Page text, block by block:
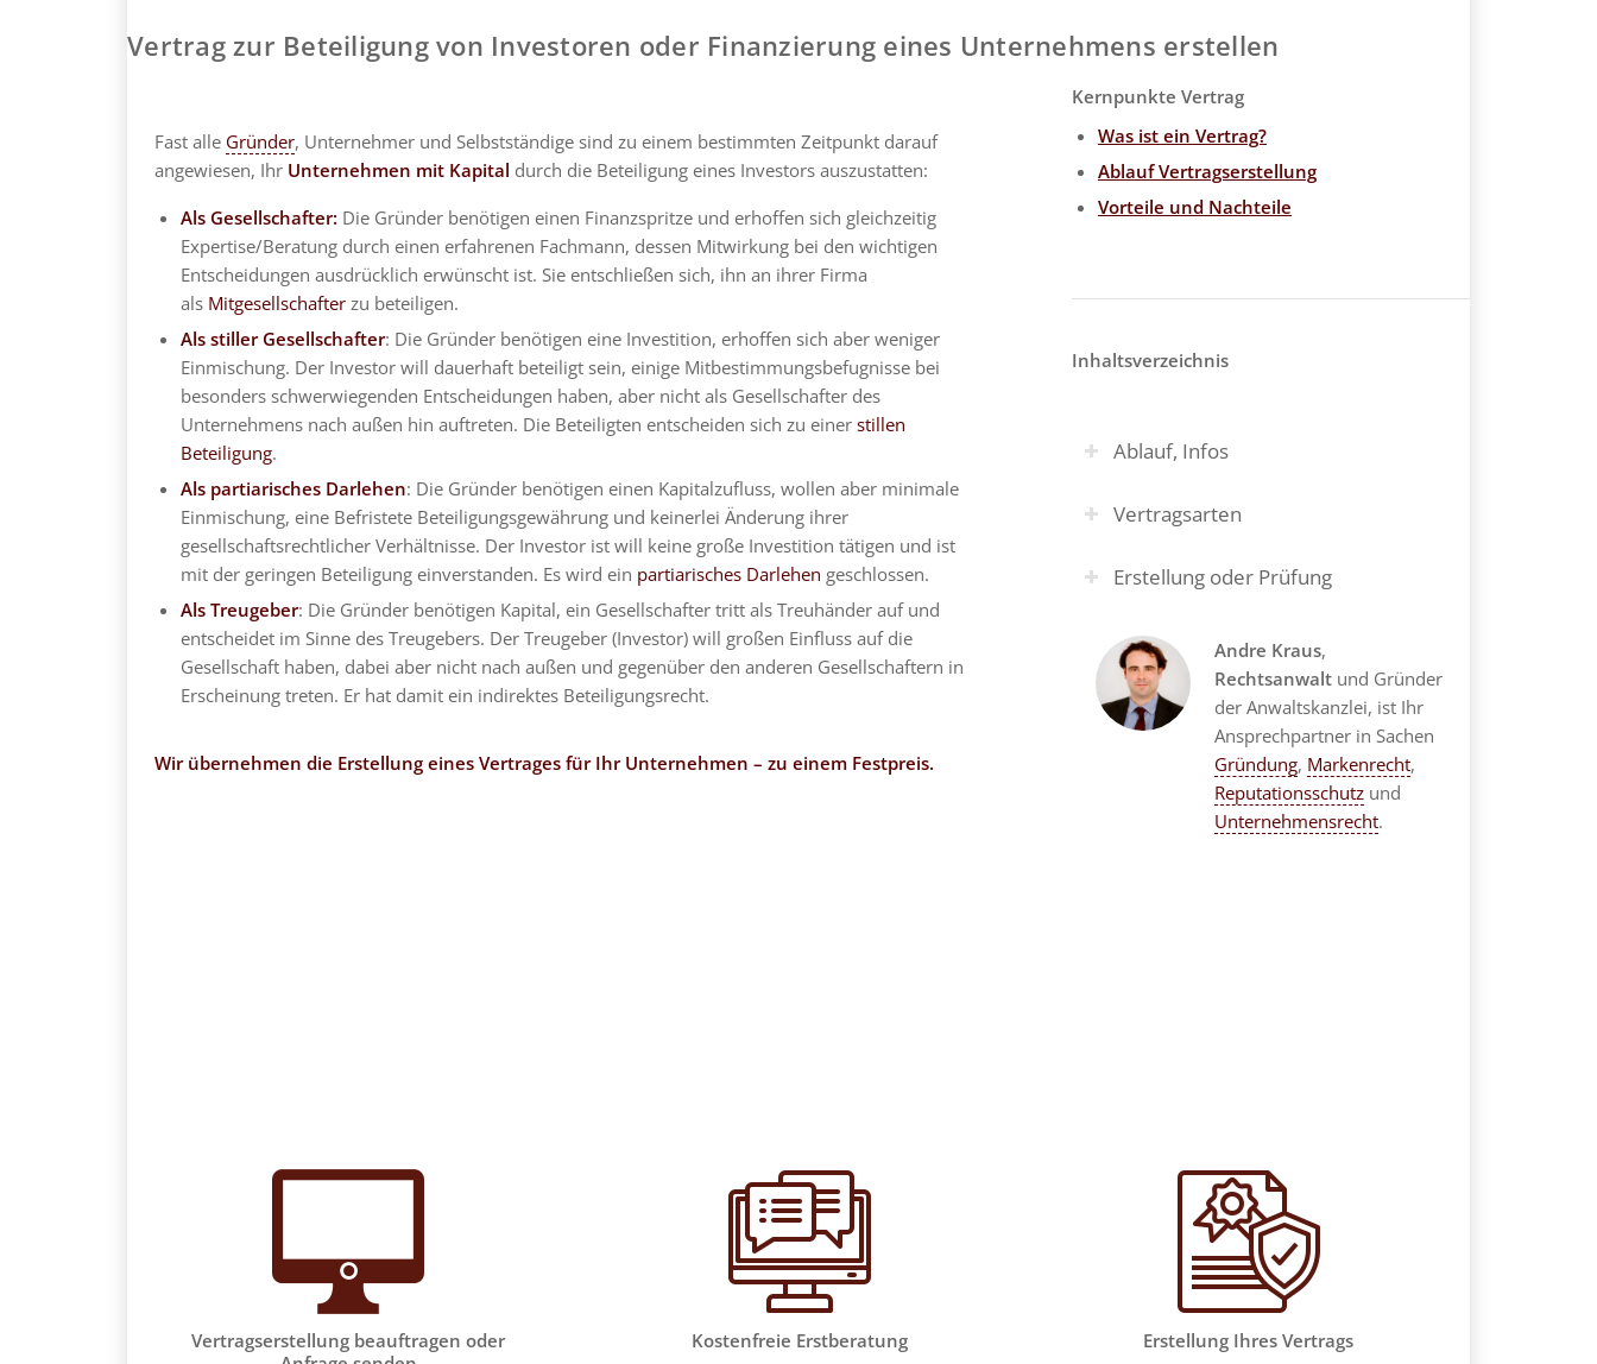
Vertrag zur Beteiligung von Investoren oder Finanzierung eines Unternehmens erstellen
Fast alle Gründer, Unternehmer und Selbstständige sind zu einem bestimmten Zeitpunkt darauf
angewiesen, Ihr Unternehmen mit Kapital durch die Beteiligung eines Investors auszustatten:
Als Gesellschafter: Die Gründer benötigen einen Finanzspritze und erhoffen sich gleichzeitig
Expertise/Beratung durch einen erfahrenen Fachmann, dessen Mitwirkung bei den wichtigen
Entscheidungen ausdrücklich erwünscht ist. Sie entschließen sich, ihn an ihrer Firma
als Mitgesellschafterzu beteiligen.
Als stiller Gesellschafter: Die Gründer benötigen eine Investition, erhoffen sich aber weniger
Einmischung. Der Investor will dauerhaft beteiligt sein, einige Mitbestimmungsbefugnisse bei
besonders schwerwiegenden Entscheidungen haben, aber nicht als Gesellschafter des
Unternehmens nach außen hin auftreten. Die Beteiligten entscheiden sich zu einer stillen
Beteiligung.
Als partiarisches Darlehen: Die Gründer benötigen einen Kapitalzufluss, wollen aber minimale
Einmischung, eine Befristete Beteiligungsgewährung und keinerlei Änderung ihrer
gesellschaftsrechtlicher Verhältnisse. Der Investor ist will keine große Investition tätigen und ist
mit der geringen Beteiligung einverstanden. Es wird ein partiarisches Darlehen geschlossen.
Als Treugeber: Die Gründer benötigen Kapital, ein Gesellschafter tritt als Treuhänder auf und
entscheidet im Sinne des Treugebers. Der Treugeber (Investor) will großen Einfluss auf die
Gesellschaft haben, dabei aber nicht nach außen und gegenüber den anderen Gesellschaftern in
Erscheinung treten. Er hat damit ein indirektes Beteiligungsrecht.
Wir übernehmen die Erstellung eines Vertrages für Ihr Unternehmen – zu einem Festpreis.
Kernpunkte Vertrag
Was ist ein Vertrag?
Ablauf Vertragserstellung
Vorteile und Nachteile
Inhaltsverzeichnis
Ablauf, Infos
Vertragsarten
Erstellung oder Prüfung
Andre Kraus,
Rechtsanwalt und Gründer
der Anwaltskanzlei, ist Ihr
Ansprechpartner in Sachen
Gründung, Markenrecht,
Reputationsschutz und
Unternehmensrecht.
Vertragserstellung beauftragen oder
Kostenfreie Erstberatung
Erstellung Ihres Vertrags